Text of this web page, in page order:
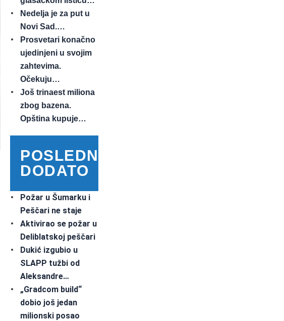
Nedelja je za put u
Novi Sad.…
Prosvetari konačno
ujedinjeni u svojim
zahtevima.
Očekuju…
Još trinaest miliona
zbog bazena.
Opština kupuje…
POSLEDNJE
DODATO
Požar u Šumarku i
Peščari ne staje
Aktivirao se požar u
Deliblatskoj peščari
Dukić izgubio u
SLAPP tužbi od
Aleksandre…
„Gradcom build“
dobio još jedan
milionski posao